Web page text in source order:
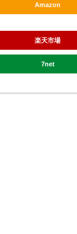
Amazon
楽天市場
7net